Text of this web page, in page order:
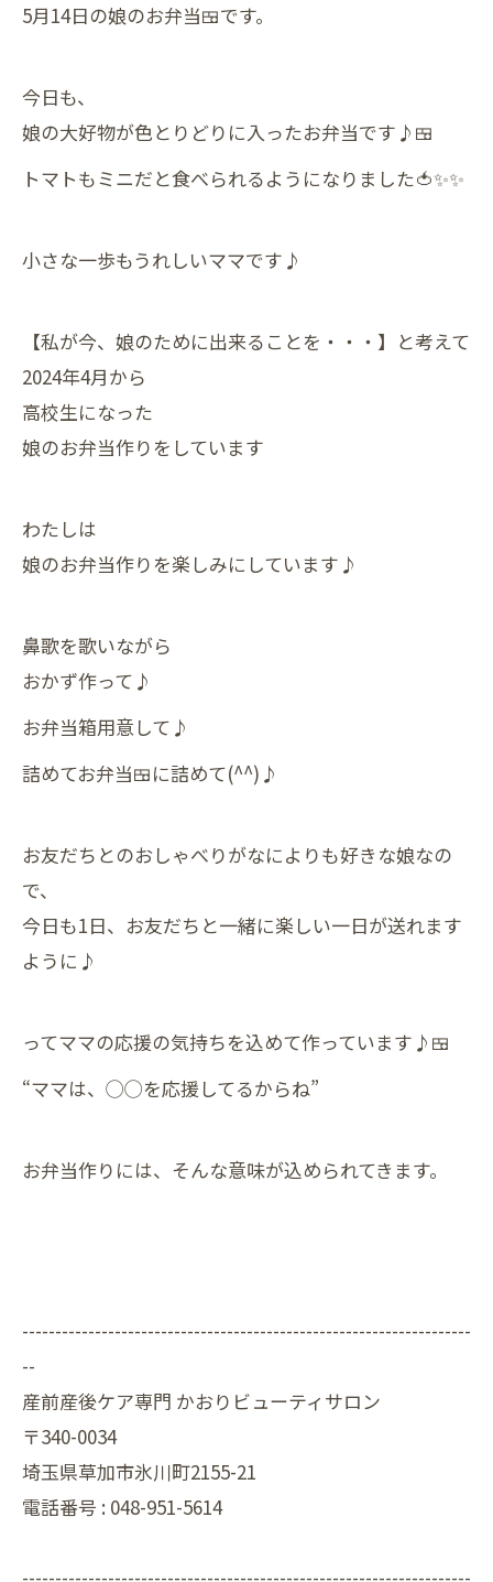
5月14日の娘のお弁当🍱です。
今日も、
娘の大好物が色とりどりに入ったお弁当です♪🍱
トマトもミニだと食べられるようになりました🍅✨️✨️
小さな一歩もうれしいママです♪
【私が今、娘のために出来ることを・・・】と考えて
2024年4月から
高校生になった
娘のお弁当作りをしています
わたしは
娘のお弁当作りを楽しみにしています♪
鼻歌を歌いながら
おかず作って♪
お弁当箱用意して♪
詰めてお弁当🍱に詰めて(^^)♪
お友だちとのおしゃべりがなによりも好きな娘なの
で、
今日も1日、お友だちと一緒に楽しい一日が送れます
ように♪
ってママの応援の気持ちを込めて作っています♪🍱
“ママは、◯◯を応援してるからね”
お弁当作りには、そんな意味が込められてきます。
--------------------------------------------------------------------
--
産前産後ケア専門 かおりビューティサロン
〒340-0034
埼玉県草加市氷川町2155-21
電話番号 : 048-951-5614